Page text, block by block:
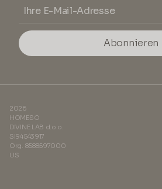
Abonnieren
2026
HOMESO
DIVINE LAB d.o.o.
SI94543917
Org. 8588597000
US